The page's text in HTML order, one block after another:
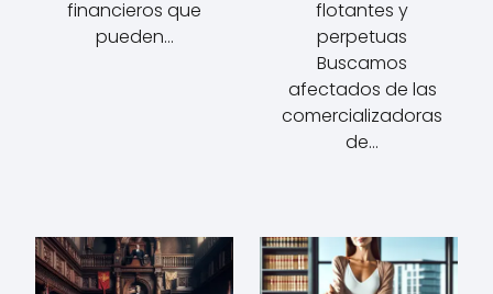
financieros que
pueden…
flotantes y
perpetuas
Buscamos
afectados de las
comercializadoras
de…